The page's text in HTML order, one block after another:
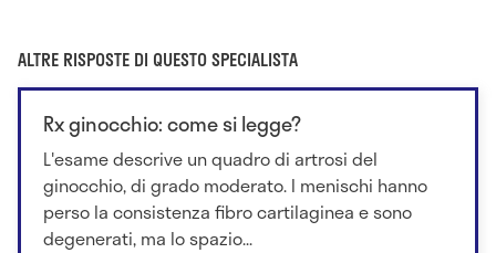
ALTRE RISPOSTE DI QUESTO SPECIALISTA
Rx ginocchio: come si legge?
L'esame descrive un quadro di artrosi del
ginocchio, di grado moderato. I menischi hanno
perso la consistenza fibro cartilaginea e sono
degenerati, ma lo spazio...